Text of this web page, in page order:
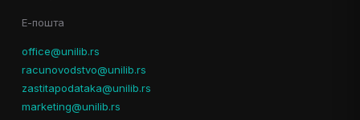
Е-пошта
office@unilib.rs
racunovodstvo@unilib.rs
zastitapodataka@unilib.rs
marketing@unilib.rs